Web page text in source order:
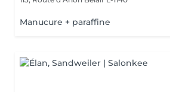
Manucure + paraffine